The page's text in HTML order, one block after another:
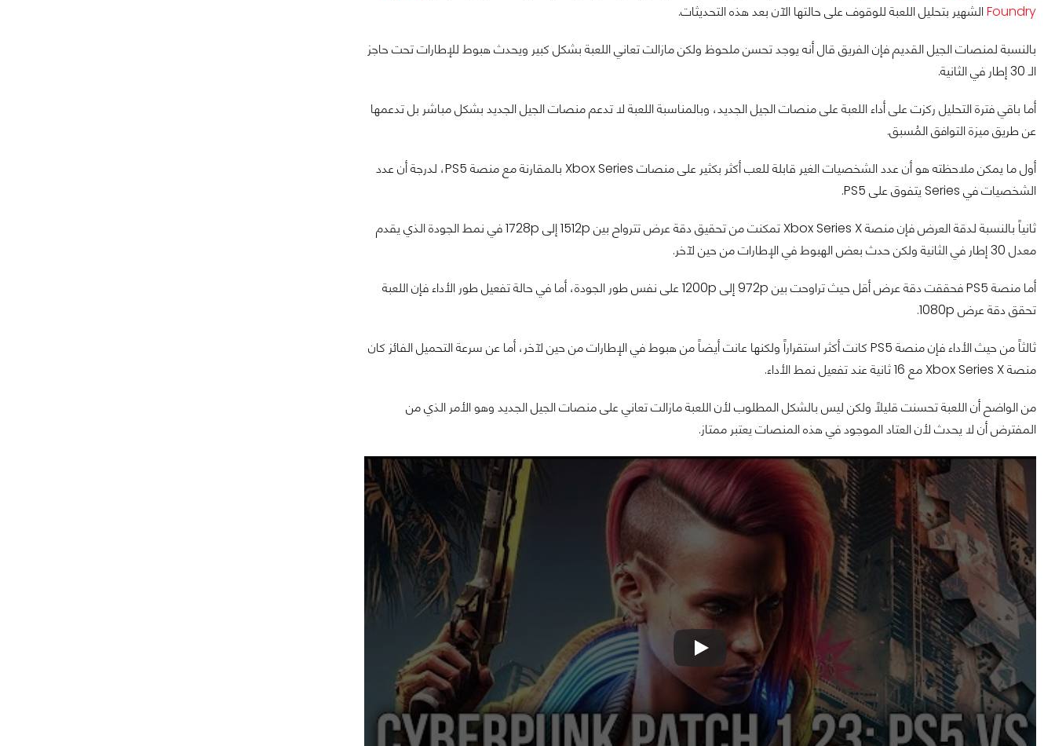
Foundryالشهير بتحليل اللعبة للوقوف على حالتها الآن بعد هذه التحديثات.
بالنسبة لمنصات الجيل القديم فإن الفريق قال أنه يوجد تحسن ملحوظ ولكن مازالت تعاني اللعبة بشكل كبير ويحدث هبوط للإطارات تحت حاجز
الـ 30 إطار في الثانية.
أما باقي فترة التحليل ركزت على أداء اللعبة على منصات الجيل الجديد، وبالمناسبة اللعبة لا تدعم منصات الجيل الجديد بشكل مباشر بل تدعمها
عن طريق ميزة التوافق المُسبق.
أول ما يمكن ملاحظته هو أن عدد الشخصيات الغير قابلة للعب أكثر بكثير على منصات Xbox Series بالمقارنة مع منصة PS5، لدرجة أن عدد
الشخصيات في Series يتفوق على PS5.
ثانياً بالنسبة لدقة العرض فإن منصة Xbox Series X تمكنت من تحقيق دقة عرض تترواح بين 1512p إلى 1728p في نمط الجودة الذي يقدم
معدل 30 إطار في الثانية ولكن حدث بعض الهبوط في الإطارات من حين لآخر.
أما منصة PS5 فحققت دقة عرض أقل حيث تراوحت بين 972p إلى 1200p على نفس طور الجودة، أما في حالة تفعيل طور الأداء فإن اللعبة
تحقق دقة عرض 1080p.
ثالثاً من حيث الأداء فإن منصة PS5 كانت أكثر استقراراً ولكنها عانت أيضاً من هبوط في الإطارات من حين لآخر، أما عن سرعة التحميل الفائز كان
منصة Xbox Series X مع 16 ثانية عند تفعيل نمط الأداء.
من الواضح أن اللعبة تحسنت قليلاً ولكن ليس بالشكل المطلوب لأن اللعبة مازالت تعاني على منصات الجيل الجديد وهو الأمر الذي من
المفترض أن لا يحدث لأن العتاد الموجود في هذه المنصات يعتبر ممتاز.